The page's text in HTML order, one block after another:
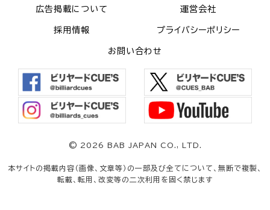
広告掲載について 運営会社
採用情報 プライバシーポリシー
お問い合わせ
© 2026 BAB JAPAN CO., LTD.
本サイトの掲載内容（画像、文章等）の一部及び全てについて、無断で複製、
転載、転用、改変等の二次利用を固く禁じます